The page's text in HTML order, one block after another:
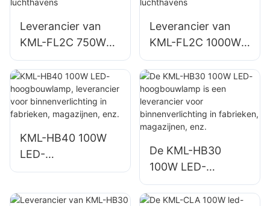
Leverancier van
KML-FL2C 750W
LED-schijnwerpers
voor
buitenverlichting in
haventerminals en
Leverancier van
KML-FL2C 1000W
LED-schijnwerpers
voor
buitenverlichting in
haventerminals en
luchthavens
KML-HB40 100W
LED-
hoogbouwlamp,
binnenverlichting in
De KML-HB30
100W LED-
hoogbouwlamp is
een leverancier